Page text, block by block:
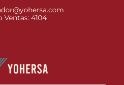
Ventas: 4104